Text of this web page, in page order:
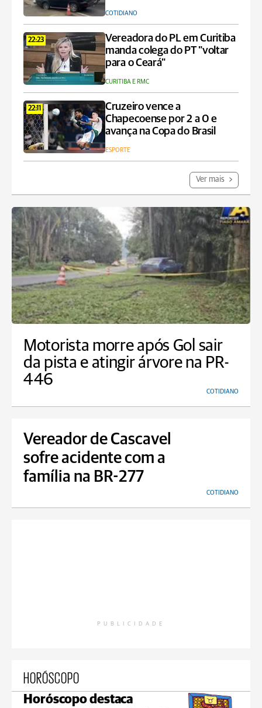
COTIDIANO
22:23
Vereadora do PL em Curitiba
manda colega do PT "voltar
para o Ceará"
CURITIBA E RMC
22:11
Cruzeiro vence a
Chapecoense por 2 a 0 e
avança na Copa do Brasil
ESPORTE
Ver mais
Motorista morre após Gol sair
da pista e atingir árvore na PR-
446
COTIDIANO
Vereador de Cascavel
sofre acidente com a
família na BR-277
COTIDIANO
PUBLICIDADE
HORÓSCOPO
Horóscopo destaca